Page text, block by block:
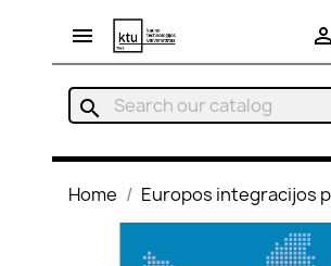
 
search
Home Europos integracijos